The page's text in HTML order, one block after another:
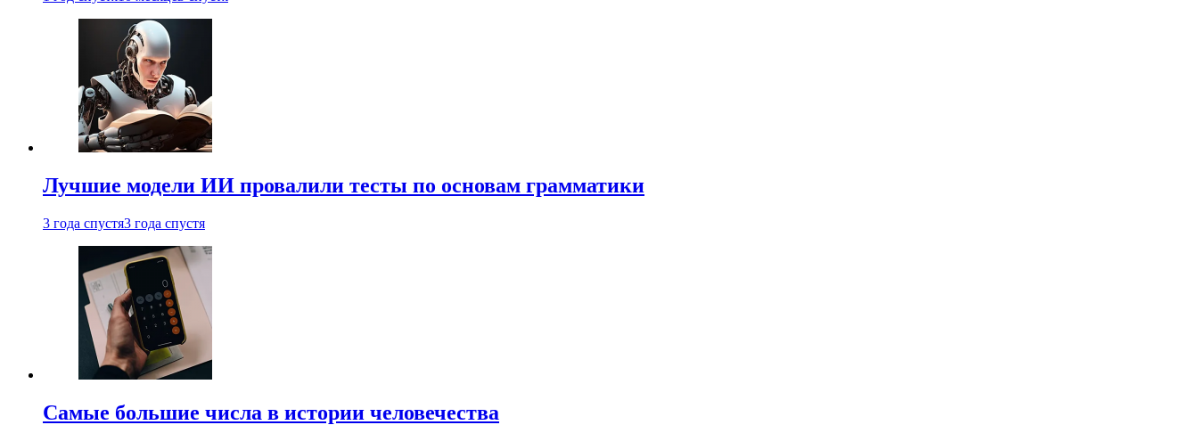
Лучшие модели ИИ провалили тесты по основам грамматики
3 года спустя3 года спустя
Самые большие числа в истории человечества